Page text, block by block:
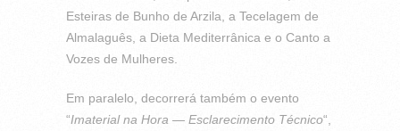
Esteiras de Bunho de Arzila, a Tecelagem de
Almalaguês, a Dieta Mediterrânica e o Canto a
Vozes de Mulheres.
Em paralelo, decorrerá também o evento
“Imaterial na Hora — Esclarecimento Técnico“,